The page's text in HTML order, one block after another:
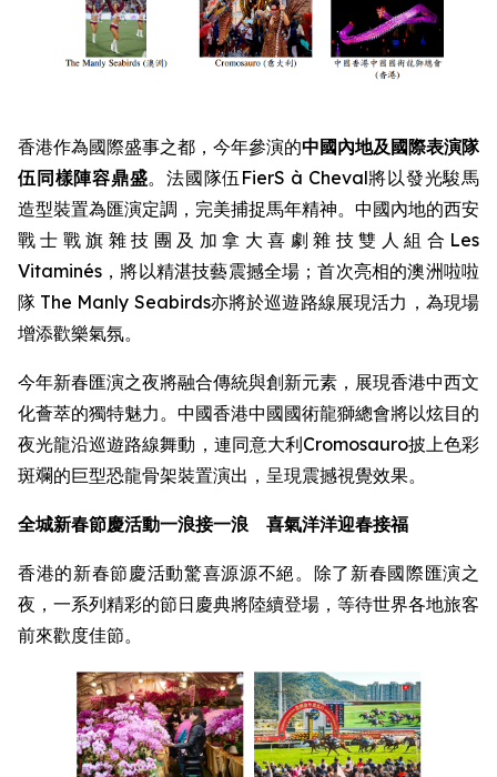
香港作為國際盛事之都，今年參演的中國內地及國際表演隊
伍同樣陣容鼎盛。法國隊伍FierS à Cheval將以發光駿馬
造型裝置為匯演定調，完美捕捉馬年精神。中國內地的西安
戰士戰旗雜技團及加拿大喜劇雜技雙人組合Les
Vitaminés，將以精湛技藝震撼全場；首次亮相的澳洲啦啦
隊 The Manly Seabirds亦將於巡遊路線展現活力，為現場
增添歡樂氣氛。
今年新春匯演之夜將融合傳統與創新元素，展現香港中西文
化薈萃的獨特魅力。中國香港中國國術龍獅總會將以炫目的
夜光龍沿巡遊路線舞動，連同意大利Cromosauro披上色彩
斑斕的巨型恐龍骨架裝置演出，呈現震撼視覺效果。
全城新春節慶活動一浪接一浪 喜氣洋洋迎春接福
香港的新春節慶活動驚喜源源不絕。除了新春國際匯演之
夜，一系列精彩的節日慶典將陸續登場，等待世界各地旅客
前來歡度佳節。